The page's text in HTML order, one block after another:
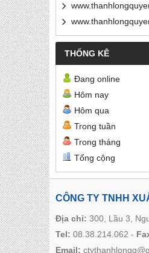
THỐNG KÊ
Đang online
Hôm nay
Hôm qua
Trong tuần
Trong tháng
Tổng cộng
CÔNG TY TNHH
Địa chỉ: 300, Lầu 3,
Tel: 08.38.214.062 -
Email: